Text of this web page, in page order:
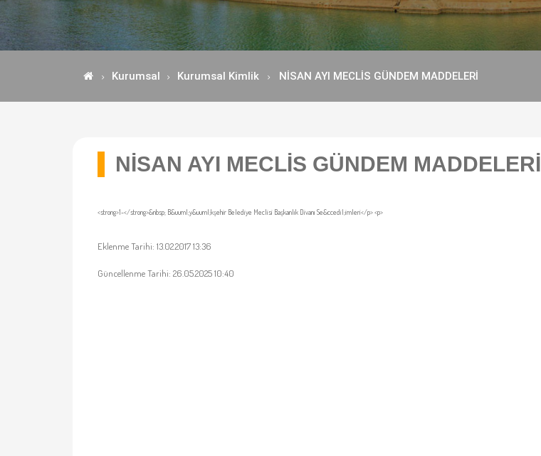
Kurumsal Kurumsal Kimlik NİSAN AYI MECLİS GÜNDEM MADDELERİ
NİSAN AYI MECLİS GÜNDEM MADDELERİ
<strong>1-</strong>&nbsp; B&uuml;y&uuml;kşehir Belediye Meclisi Başkanlık Divanı Se&ccedil;imleri</p> <p>
Eklenme Tarihi: 13.02.2017 13:36
Güncellenme Tarihi: 26.05.2025 10:40